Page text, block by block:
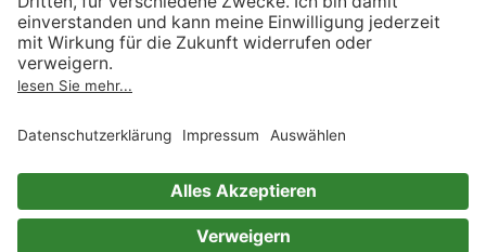
Act
Verträge hier kündigen
Impressum
Immer ein gutes Buch